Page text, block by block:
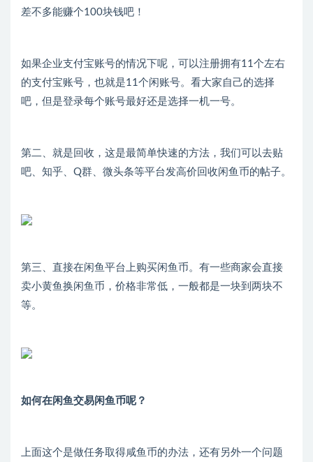
差不多能赚个100块钱吧！
如果企业支付宝账号的情况下呢，可以注册拥有11个左右
的支付宝账号，也就是11个闲账号。看大家自己的选择
吧，但是登录每个账号最好还是选择一机一号。
第二、就是回收，这是最简单快速的方法，我们可以去贴
吧、知乎、Q群、微头条等平台发高价回收闲鱼币的帖子。
第三、直接在闲鱼平台上购买闲鱼币。有一些商家会直接
卖小黄鱼换闲鱼币，价格非常低，一般都是一块到两块不
等。
如何在闲鱼交易闲鱼币呢？
上面这个是做任务取得咸鱼币的办法，还有另外一个问题